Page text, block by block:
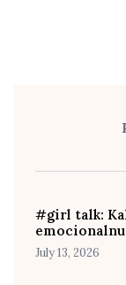
#girl talk:
July 13, 2026